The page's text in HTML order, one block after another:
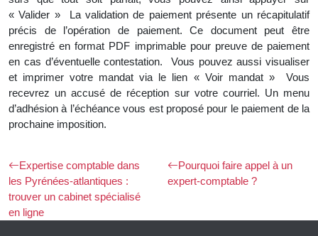
« Valider » La validation de paiement présente un récapitulatif
précis de l’opération de paiement. Ce document peut être
enregistré en format PDF imprimable pour preuve de paiement
en cas d’éventuelle contestation. Vous pouvez aussi visualiser
et imprimer votre mandat via le lien « Voir mandat » Vous
recevrez un accusé de réception sur votre courriel. Un menu
d’adhésion à l’échéance vous est proposé pour le paiement de la
prochaine imposition.
Expertise comptable dans
les Pyrénées-atlantiques :
trouver un cabinet spécialisé
en ligne
Pourquoi faire appel à un
expert-comptable ?